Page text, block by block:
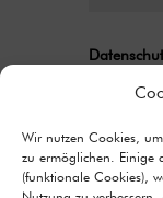
Wir nutzen Cookies,
zu ermöglichen. Einige
(funktionale Cookies),
Ich
meiner
werden.
Umgang